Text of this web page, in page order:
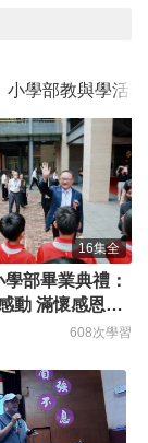
小學部教與學活動
16集全
部畢業典禮：
動 滿懷感恩迎
608次學習